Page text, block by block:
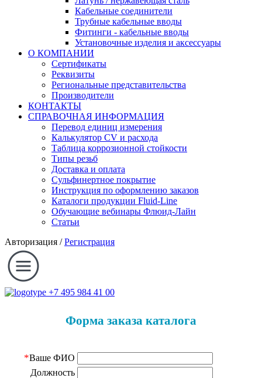
Кабельные соединители
Трубные кабельные вводы
Фитинги - кабельные вводы
Установочные изделия и аксессуары
О КОМПАНИИ
Сертификаты
Реквизиты
Региональные представительства
Производители
КОНТАКТЫ
СПРАВОЧНАЯ ИНФОРМАЦИЯ
Перевод единиц измерения
Калькулятор CV и расхода
Таблица коррозионной стойкости
Типы резьб
Доставка и оплата
Сульфинертное покрытие
Инструкция по оформлению заказов
Каталоги продукции Fluid-Line
Обучающие вебинары Флюид-Лайн
Статьи
Авторизация /Регистрация
+7 495 984 41 00
Форма заказа каталога
*Ваше ФИО
Должность